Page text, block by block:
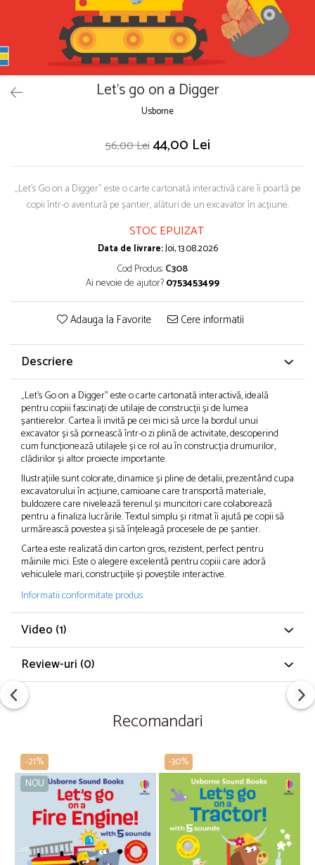
Seturi carti Usborne
Let's go on a Digger
Usborne
56,00 Lei 44,00 Lei
„Let’s Go on a Digger” este o carte cartonată interactivă care îi poartă pe
copii într-o aventură pe șantier, alături de un excavator în acțiune.
STOC EPUIZAT
Data de livrare:Joi, 13.08.2026
Cod Produs:C308
Ai nevoie de ajutor?0753453499
Adauga la Favorite Cere informatii
Descriere
„Let’s Go on a Digger” este o carte cartonată interactivă, ideală
pentru copiii fascinați de utilaje de construcții și de lumea
șantierelor. Cartea îi invită pe cei mici să urce la bordul unui
excavator și să pornească într-o zi plină de activitate, descoperind
cum funcționează utilajele și ce rol au în construcția drumurilor,
clădirilor și altor proiecte importante.
Ilustrațiile sunt colorate, dinamice și pline de detalii, prezentând cupa
excavatorului în acțiune, camioane care transportă materiale,
buldozere care nivelează terenul și muncitori care colaborează
pentru a finaliza lucrările. Textul simplu și ritmat îi ajută pe copii să
urmărească povestea și să înțeleagă procesele de pe șantier.
Cartea este realizată din carton gros, rezistent, perfect pentru
mâinile mici. Este o alegere excelentă pentru copiii care adoră
vehiculele mari, construcțiile și poveștile interactive.
Informatii conformitate produs
Video (1)
Review-uri (0)
Recomandari
-21%
NOU
-30%